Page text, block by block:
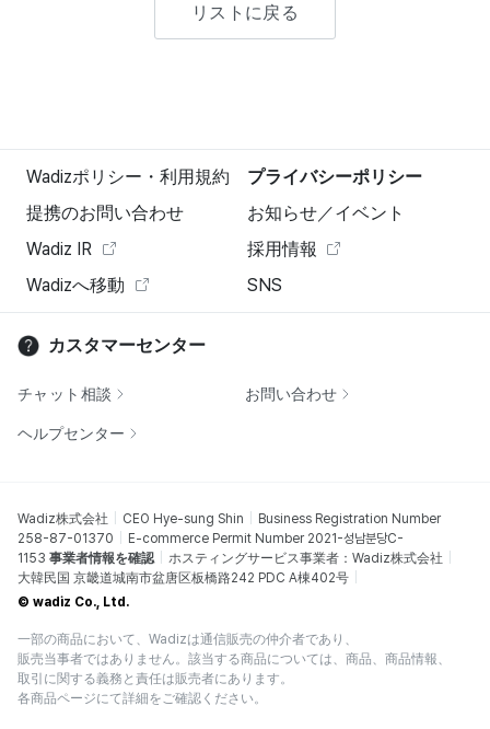
リストに戻る
Wadizポリシー・利用規約
プライバシーポリシー
提携のお問い合わせ
お知らせ／イベント
Wadiz IR
採用情報
Wadizへ移動
SNS
カスタマーセンター
チャット相談 お問い合わせ
ヘルプセンター
Wadiz株式会社 CEO Hye-sung Shin
Business Registration Number
258-87-01370
E-commerce Permit Number 2021-성남분당C-
1153 事業者情報を確認
ホスティングサービス事業者：Wadiz株式会社
大韓民国 京畿道城南市盆唐区板橋路242 PDC A棟402号
© wadiz Co., Ltd.
一部の商品において、Wadizは通信販売の仲介者であり、
販売当事者ではありません。該当する商品については、商品、商品情報、
取引に関する義務と責任は販売者にあります。
各商品ページにて詳細をご確認ください。